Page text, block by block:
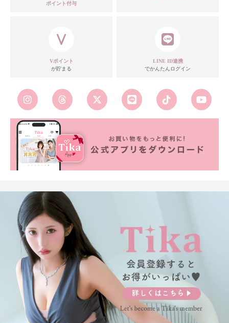
ポイント付与
Vポイント
が貯まる
LINE ID連携
でかんたんログイン